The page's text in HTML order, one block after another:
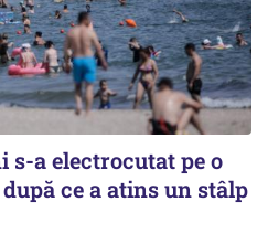
s-a electrocutat pe o
ce a atins un stâlp